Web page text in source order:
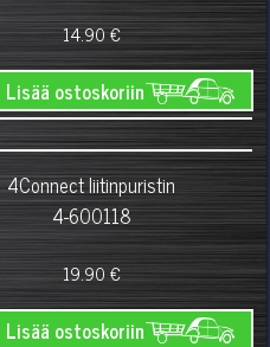
14.90 €
Lisää ostoskoriin
4Connect liitinpuristin
4-600118
19.90 €
Lisää ostoskoriin